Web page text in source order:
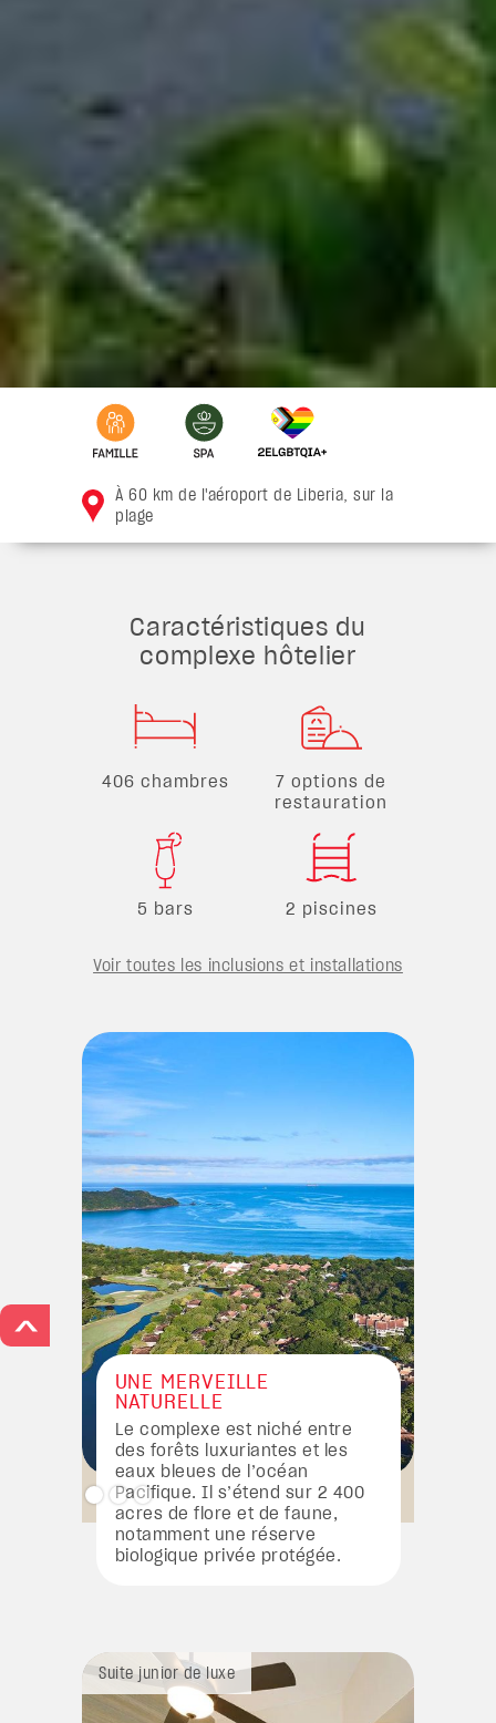
À 60 km de l'aéroport de Liberia, sur la
plage
Caractéristiques du
complexe hôtelier
406 chambres
7 options de
restauration
5 bars 2 piscines
Voir toutes les inclusions et installations
UNE MERVEILLE
NATURELLE
Le complexe est niché entre
des forêts luxuriantes et les
eaux bleues de l’océan
Pacifique. Il s’étend sur 2 400
acres de flore et de faune,
notamment une réserve
biologique privée protégée.
Suite junior de luxe